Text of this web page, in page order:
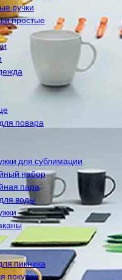
ручки
простые
повара
для сублимации
набор
пара
воды
пикника
покупок